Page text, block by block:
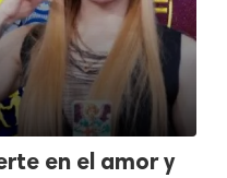
en el amor y